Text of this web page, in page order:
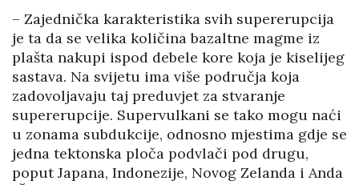
– Zajednička karakteristika svih supererupcija
je ta da se velika količina bazaltne magme iz
plašta nakupi ispod debele kore koja je kiselijeg
sastava. Na svijetu ima više područja koja
zadovoljavaju taj preduvjet za stvaranje
supererupcije. Supervulkani se tako mogu naći
u zonama subdukcije, odnosno mjestima gdje se
jedna tektonska ploča podvlači pod drugu,
poput Japana, Indonezije, Novog Zelanda i Anda